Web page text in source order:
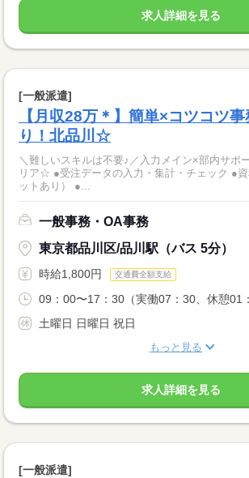
求人詳細を見る
[一般派遣]
【月収28万＊】簡単×コツコツ
り！北品川☆
＼難しいスキルは不要♪／入力メイン×部内サポ
リア☆ ●受注データの入力・集計・チェック ●
ットあり） ●...
一般事務・OA事務
東京都品川区/品川駅（バス 5分）
時給1,800円 交通費全額支給
09：00〜17：30（実働07：30、休憩01
土曜日 日曜日 祝日
もっと見る
求人詳細を見る
[一般派遣]